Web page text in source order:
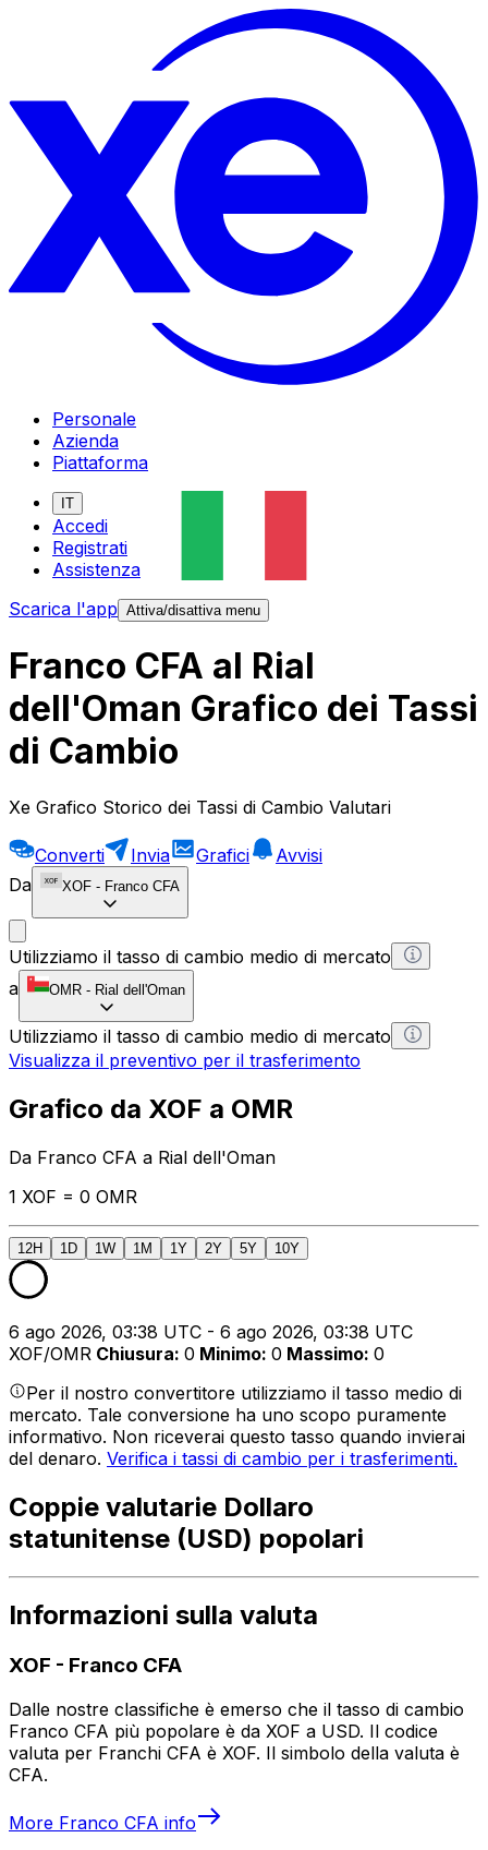
Personale
Azienda
Piattaforma
IT
Accedi
Registrati
Assistenza
Scarica l'app Attiva/disattiva menu
Franco CFA al Rial
dell'Oman Grafico dei Tassi
di Cambio
Xe Grafico Storico dei Tassi di Cambio Valutari
Converti Invia Grafici
Avvisi
Da
XOF - Franco CFA
Utilizziamo il tasso di cambio medio di mercato
a
OMR - Rial dell'Oman
Utilizziamo il tasso di cambio medio di mercato
Visualizza il preventivo per il trasferimento
Grafico da XOF a OMR
Da Franco CFA a Rial dell'Oman
1 XOF = 0 OMR
12H 1D 1W 1M 1Y 2Y 5Y 10Y
6 ago 2026, 03:38 UTC - 6 ago 2026, 03:38 UTC
XOF/OMR Chiusura: 0 Minimo: 0 Massimo: 0
Per il nostro convertitore utilizziamo il tasso medio di
mercato. Tale conversione ha uno scopo puramente
informativo. Non riceverai questo tasso quando invierai
del denaro. Verifica i tassi di cambio per i trasferimenti.
Coppie valutarie Dollaro
statunitense (USD) popolari
Informazioni sulla valuta
XOF - Franco CFA
Dalle nostre classifiche è emerso che il tasso di cambio
Franco CFA più popolare è da XOF a USD. Il codice
valuta per Franchi CFA è XOF. Il simbolo della valuta è
CFA.
More Franco CFA info